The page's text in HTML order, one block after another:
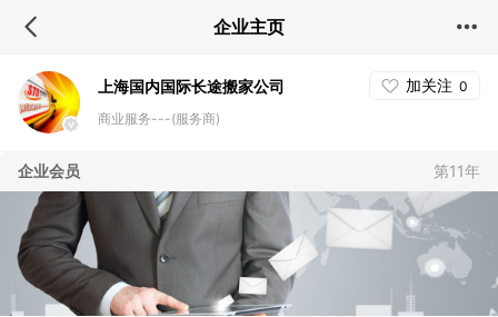
企业主页
上海国内国际长途搬家公司 加关注 0
商业服务---(服务商)
企业会员 第11年